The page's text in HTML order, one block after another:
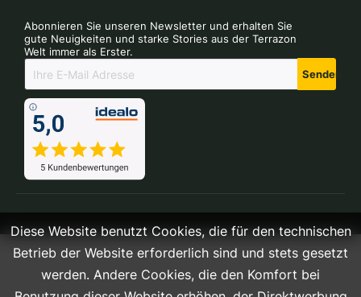
Abonnieren Sie unseren Newsletter und erhalten Sie
gute Neuigkeiten und starke Stories aus der Terrazon
Welt immer als Erster.
Senden
Diese Website benutzt Cookies, die für den technischen
Betrieb der Website erforderlich sind und stets gesetzt
werden. Andere Cookies, die den Komfort bei